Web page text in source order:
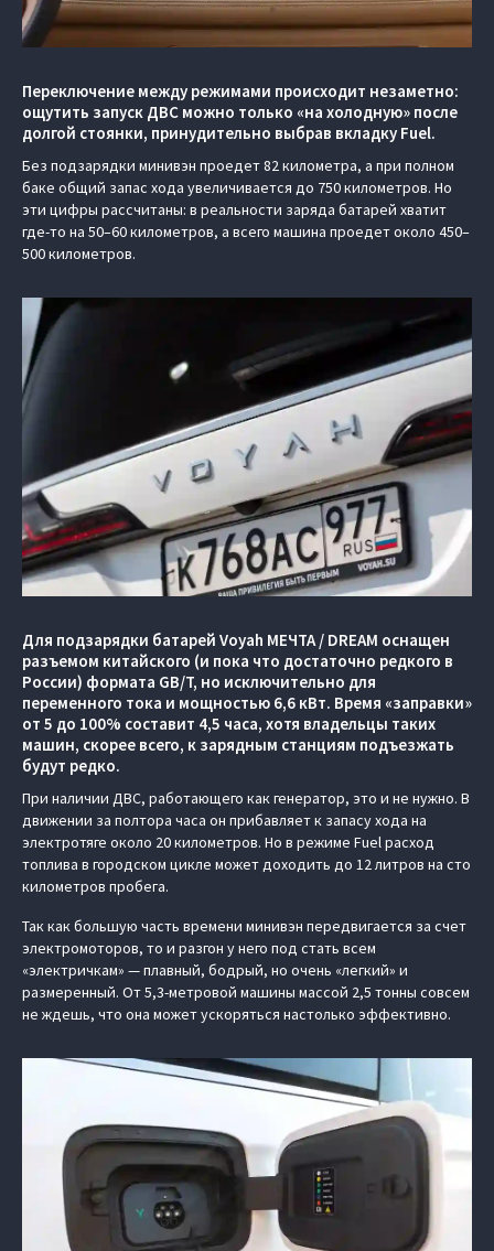
Переключение между режимами происходит незаметно:
ощутить запуск ДВС можно только «на холодную» после
долгой стоянки, принудительно выбрав вкладку Fuel.
Без подзарядки минивэн проедет 82 километра, а при полном
баке общий запас хода увеличивается до 750 километров. Но
эти цифры рассчитаны: в реальности заряда батарей хватит
где-то на 50–60 километров, а всего машина проедет около 450–
500 километров.
Для подзарядки батарей Voyah МЕЧТА / DREAM оснащен
разъемом китайского (и пока что достаточно редкого в
России) формата GB/T, но исключительно для
переменного тока и мощностью 6,6 кВт. Время «заправки»
от 5 до 100% составит 4,5 часа, хотя владельцы таких
машин, скорее всего, к зарядным станциям подъезжать
будут редко.
При наличии ДВС, работающего как генератор, это и не нужно. В
движении за полтора часа он прибавляет к запасу хода на
электротяге около 20 километров. Но в режиме Fuel расход
топлива в городском цикле может доходить до 12 литров на сто
километров пробега.
Так как большую часть времени минивэн передвигается за счет
электромоторов, то и разгон у него под стать всем
«электричкам» — плавный, бодрый, но очень «легкий» и
размеренный. От 5,3-метровой машины массой 2,5 тонны совсем
не ждешь, что она может ускоряться настолько эффективно.